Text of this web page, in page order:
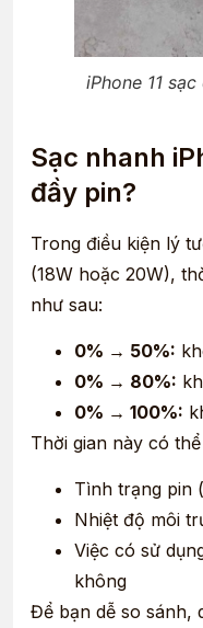
iPhone 11
Sạc nhanh
đầy pin?
Trong điều kiện lý
(18W hoặc 20W),
như sau:
0% → 50%:
0% → 80%:
0% → 100%:
Thời gian này có
Tình trạng pin
Nhiệt độ môi
Việc có sử
không
Để bạn dễ so sánh,